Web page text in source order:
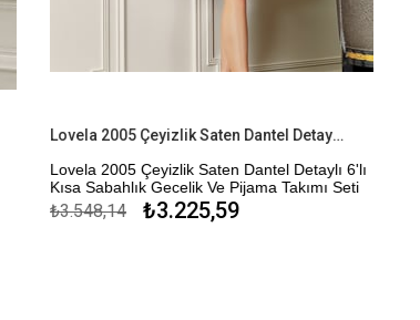
Lovela 2005 Çeyizlik Saten Dantel Detaylı 6'lı Kısa Sabahlık Gecelik Ve Pijama Takımı Seti
Lovela 2005 Çeyizlik Saten Dantel Detaylı 6'lı
Kısa Sabahlık Gecelik Ve Pijama Takımı Seti
Çeyizlik Kutulu Sabahlık Gecelik Pijama
₺3.225,59
₺3.548,14